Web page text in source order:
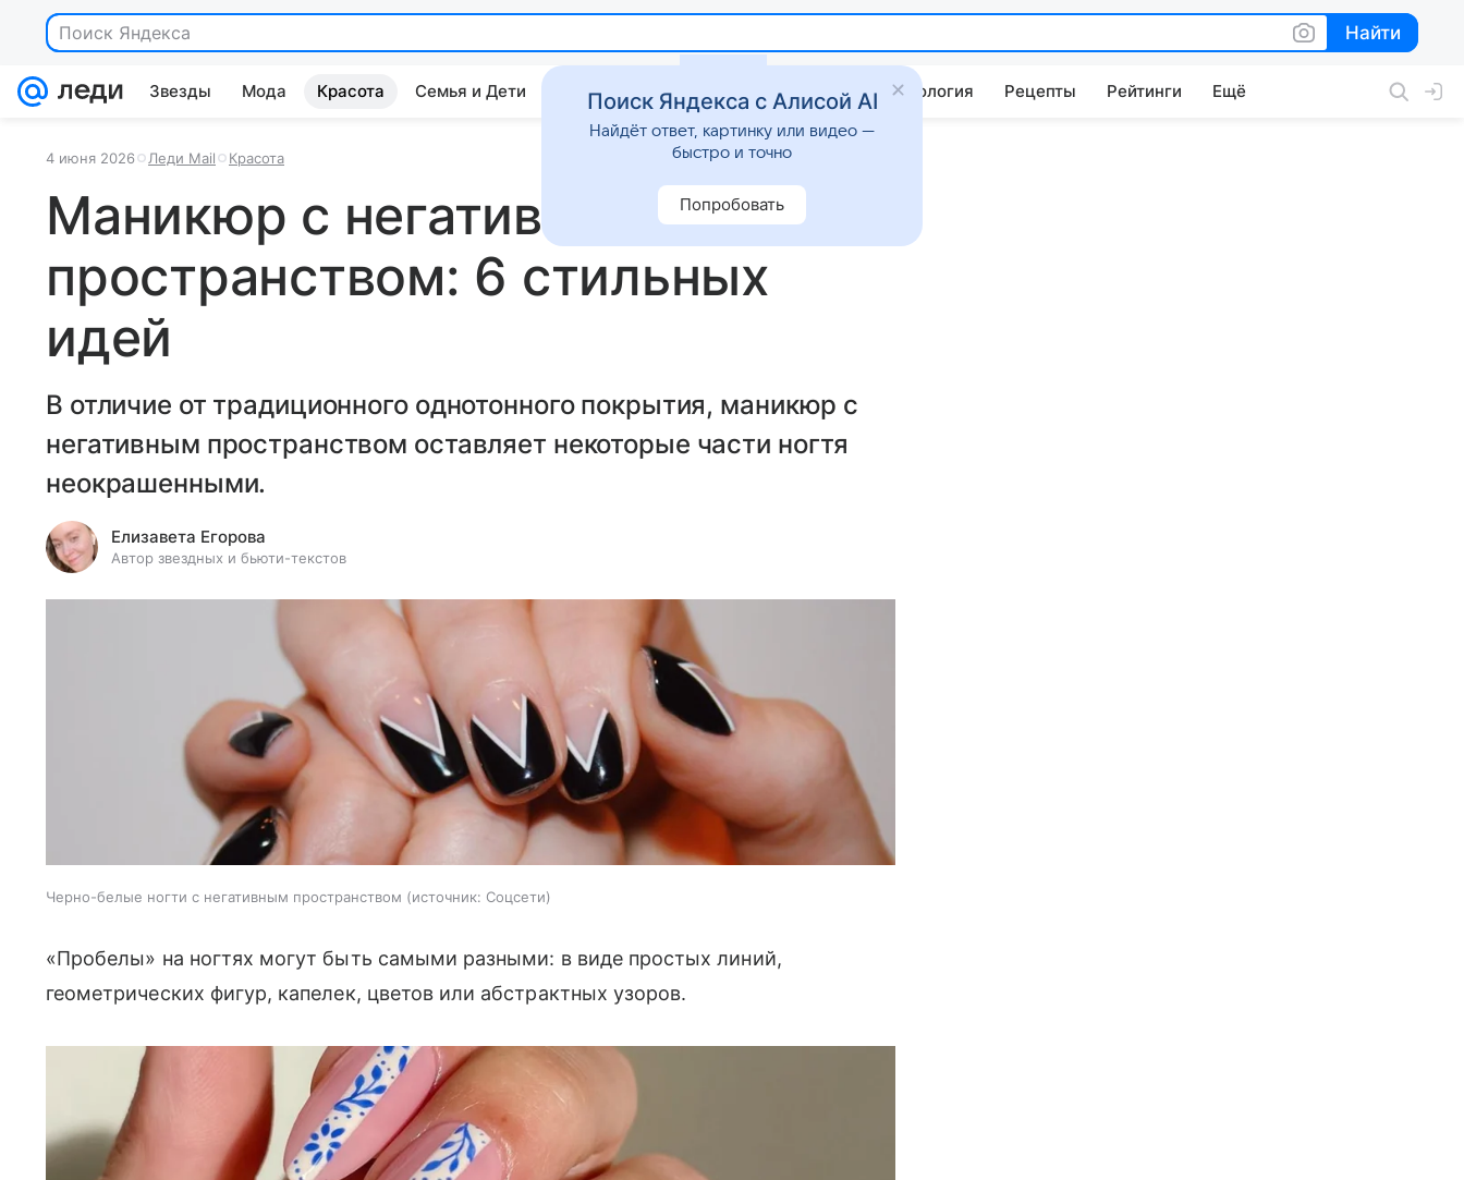
Поиск Яндекса Найти
Найти
Звезды Мода Красота Семья и Дети Дом Гороскопы Стиль жизни Психология Рецепты Рейтинги Ещё
4 июня 2026 Леди Mail Красота
Маникюр с негативным
пространством: 6 стильных
идей
В отличие от традиционного однотонного покрытия, маникюр с
негативным пространством оставляет некоторые части ногтя
неокрашенными.
Елизавета Егорова
Автор звездных и бьюти-текстов
Черно-белые ногти с негативным пространством источник: Соцсети
«Пробелы» на ногтях могут быть самыми разными: в виде простых линий,
геометрических фигур, капелек, цветов или абстрактных узоров.
Поиск Яндекса с Алисой AI
Найдёт ответ, картинку или видео —
быстро и точно
Попробовать